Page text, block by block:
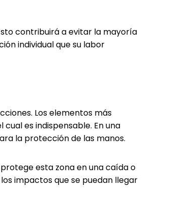
contribuirá a evitar la mayoría
individual que su labor
Los elementos más
cual es indispensable. En una
la protección de las manos.
esta zona en una caída o
impactos que se puedan llegar